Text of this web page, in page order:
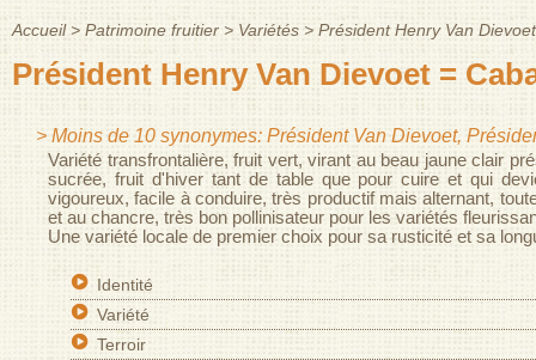
Vous êtes ici
Accueil > Patrimoine fruitier > Variétés > Président Henry Van
Président Henry Van Dievoet =
> Moins de 10 synonymes: Président Van Dievoet,
Variété transfrontalière, fruit vert, virant au beau jaune clair
sucrée, fruit d'hiver tant de table que pour cuire et qui
vigoureux, facile à conduire, très productif mais alternant,
et au chancre, très bon pollinisateur pour les variétés
Une variété locale de premier choix pour sa rusticité et sa
Identité
Variété
Terroir